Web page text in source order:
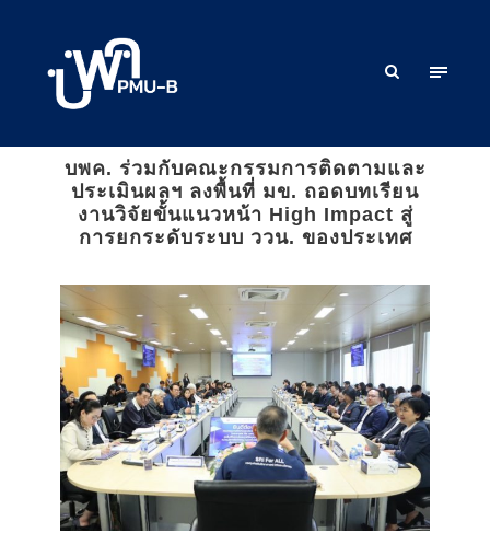
บพค. ร่วมกับคณะกรรมการติดตามและ
ประเมินผลฯ ลงพื้นที่ มข. ถอดบทเรียน
งานวิจัยขั้นแนวหน้า High Impact สู่
การยกระดับระบบ ววน. ของประเทศ